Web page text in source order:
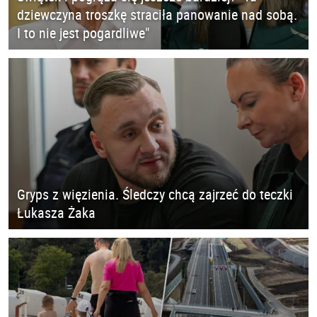
dziewczyna troszkę straciła panowanie nad sobą.
I to nie jest pogardliwe"
Gryps z więzienia. Śledczy chcą zajrzeć do teczki
Łukasza Żaka